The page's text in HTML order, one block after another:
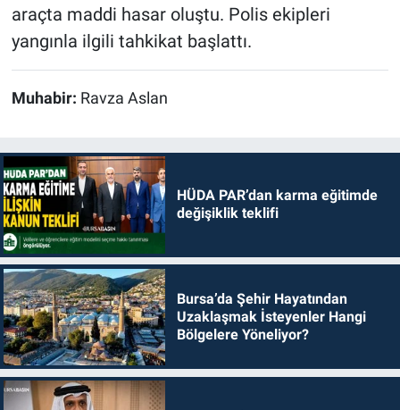
araçta maddi hasar oluştu. Polis ekipleri
yangınla ilgili tahkikat başlattı.
Muhabir: Ravza Aslan
HÜDA PAR’dan karma eğitimde
değişiklik teklifi
Bursa’da Şehir Hayatından
Uzaklaşmak İsteyenler Hangi
Bölgelere Yöneliyor?